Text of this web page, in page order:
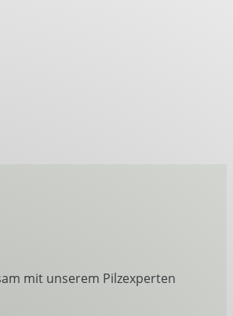
mit unserem Pilzexperten